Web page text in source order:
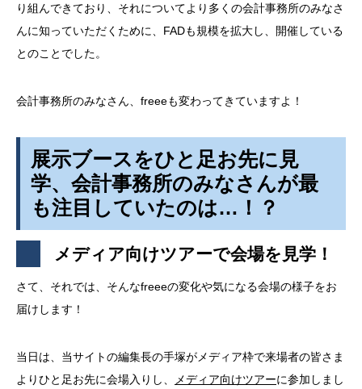
り組んできており、それについてより多くの会計事務所のみなさ
んに知っていただくために、FADも規模を拡大し、開催している
とのことでした。
会計事務所のみなさん、freeeも変わってきていますよ！
展示ブースをひと足お先に見
学、会計事務所のみなさんが最
も注目していたのは…！？
メディア向けツアーで会場を見学！
さて、それでは、そんなfreeeの変化や気になる会場の様子をお
届けします！
当日は、当サイトの編集長の手塚がメディア枠で来場者の皆さま
よりひと足お先に会場入りし、
メディア向けツアーに参加しまし